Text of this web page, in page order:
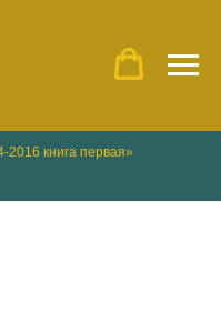
2016 книга первая»